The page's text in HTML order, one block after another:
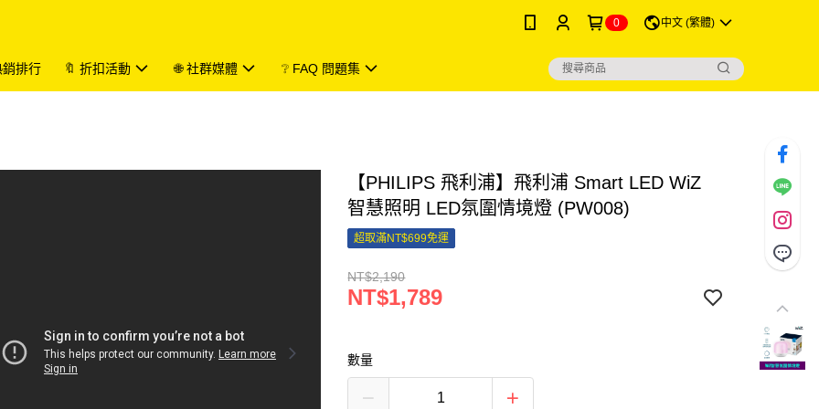
0 中文 (繁體)
銷排行 🔖 折扣活動 🌐 社群媒體 ❔ FAQ 問題集
【PHILIPS 飛利浦】飛利浦 Smart LED WiZ
智慧照明 LED氛圍情境燈 (PW008)
超取滿NT$699免運
NT$2,190
NT$1,789
數量